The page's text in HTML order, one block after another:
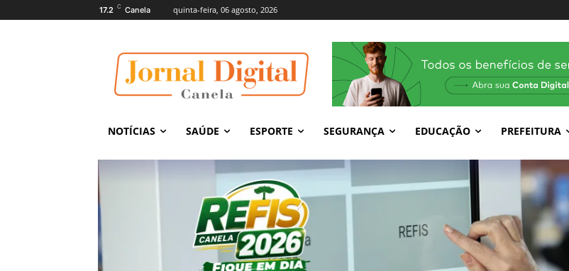
17.2 C Canela quinta-feira, 06 agosto, 2026
NOTÍCIAS SAÚDE ESPORTE SEGURANÇA EDUCAÇÃO PREFEITURA